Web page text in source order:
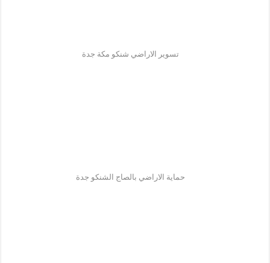
تسوير الاراضي شنكو مكة جدة
حماية الاراضي بالصاج الشنكو جدة